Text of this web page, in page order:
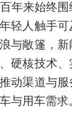
年来始终
轻人触手
与敞篷，新
硬核技术
动渠道与
与用车需求